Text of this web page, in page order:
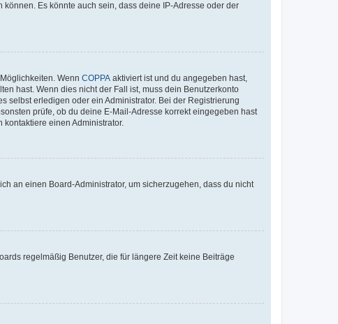
Es könnte auch sein, dass deine IP-Adresse oder der
Wenn COPPA aktiviert ist und du angegeben hast,
hast. Wenn dies nicht der Fall ist, muss dein Benutzerkonto
selbst erledigen oder ein Administrator. Bei der Registrierung
prüfe, ob du deine E-Mail-Adresse korrekt eingegeben hast
einen Administrator.
an einen Board-Administrator, um sicherzugehen, dass du nicht
regelmäßig Benutzer, die für längere Zeit keine Beiträge